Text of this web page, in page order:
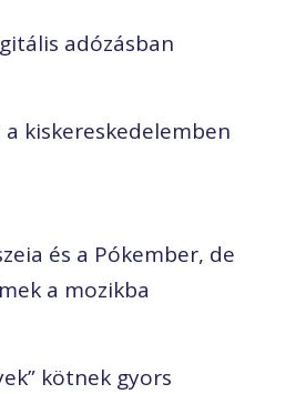
adózásban
a kiskereskedelemben
és a Pókember, de
a mozikba
kötnek gyors